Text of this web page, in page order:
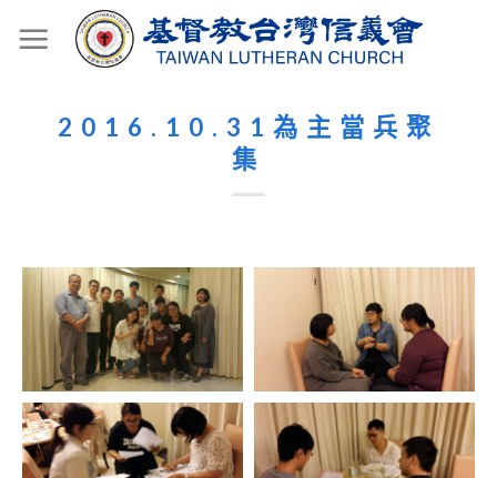
2016.10.31為主當兵聚
集